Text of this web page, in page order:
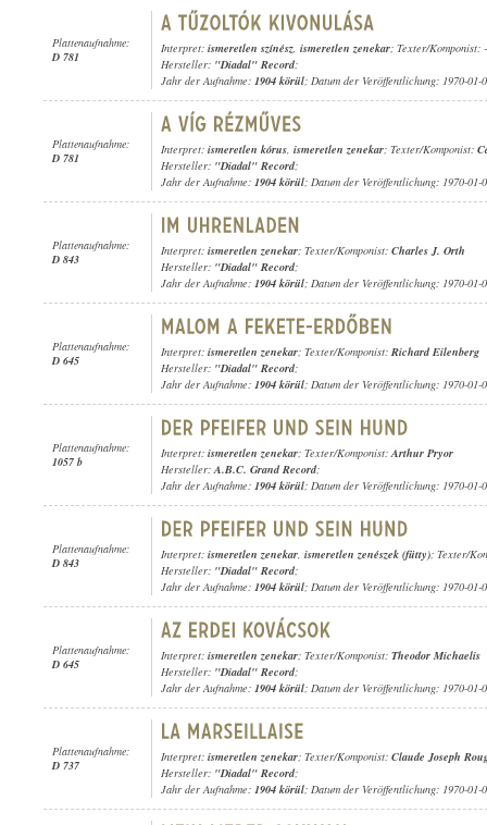
Plattenaufnahme:
D 781
Interpret: ismeretlen színész, ismeretlen zenekar; Texter/Komponist: -
Hersteller: "Diadal" Record;
Jahr der Aufnahme: 1904 körül; Datum der Veröffentlichung: 1970-01-
Plattenaufnahme:
D 781
Interpret: ismeretlen kórus, ismeretlen zenekar; Texter/Komponist:
Hersteller: "Diadal" Record;
Jahr der Aufnahme: 1904 körül; Datum der Veröffentlichung: 1970-01-
Plattenaufnahme:
D 843
Interpret: ismeretlen zenekar; Texter/Komponist: Charles J. Orth
Hersteller: "Diadal" Record;
Jahr der Aufnahme: 1904 körül; Datum der Veröffentlichung: 1970-01-
Plattenaufnahme:
D 645
Interpret: ismeretlen zenekar; Texter/Komponist: Richard Eilenberg
Hersteller: "Diadal" Record;
Jahr der Aufnahme: 1904 körül; Datum der Veröffentlichung: 1970-01-
Plattenaufnahme:
1057 b
Interpret: ismeretlen zenekar; Texter/Komponist:Arthur Pryor
Hersteller:A.B.C. Grand Record;
Jahr der Aufnahme: 1904 körül; Datum der Veröffentlichung: 1970-01-
Plattenaufnahme:
D 843
Interpret: ismeretlen zenekar, ismeretlen zenészek (fütty); Texter/
Hersteller: "Diadal" Record;
Jahr der Aufnahme: 1904 körül; Datum der Veröffentlichung: 1970-01-
Plattenaufnahme:
D 645
Interpret: ismeretlen zenekar; Texter/Komponist: Theodor Michaelis
Hersteller: "Diadal" Record;
Jahr der Aufnahme: 1904 körül; Datum der Veröffentlichung: 1970-01-
Plattenaufnahme:
D 737
Interpret: ismeretlen zenekar; Texter/Komponist: Claude Joseph
Hersteller: "Diadal" Record;
Jahr der Aufnahme: 1904 körül; Datum der Veröffentlichung: 1970-01-